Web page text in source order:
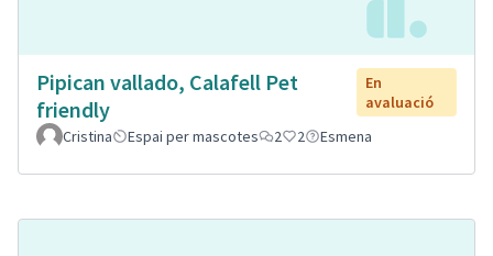
Pipican vallado, Calafell Pet
friendly
En
avaluació
Cristina
Espai per mascotes 2 2 Esmena